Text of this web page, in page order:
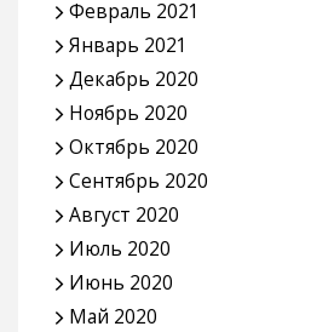
Февраль 2021
Январь 2021
Декабрь 2020
Ноябрь 2020
Октябрь 2020
Сентябрь 2020
Август 2020
Июль 2020
Июнь 2020
Май 2020